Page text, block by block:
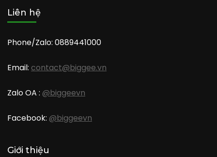
Liên hệ
Phone/Zalo: 0889441000
Email: contact@biggee.vn
Zalo OA : @biggeevn
Facebook: @biggeevn
Giới thiệu